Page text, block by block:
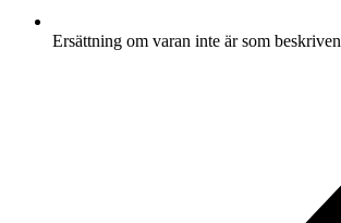
Ersättning om varan inte är som beskriven